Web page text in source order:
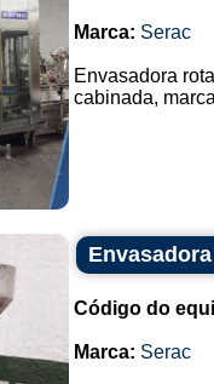
Marca: Serac
Envasadora
cabinada,
Código do
Marca: Serac